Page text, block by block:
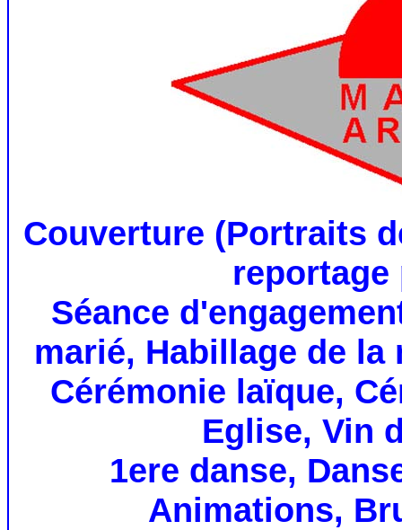
Couverture (Portraits
Séance
marié, Habillage de
Cérémonie laïque,
Eglise, Vin
1ere danse,
Animations,